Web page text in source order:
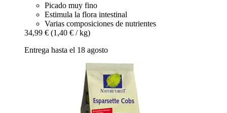
Picado muy fino
Estimula la flora intestinal
Varias composiciones de nutrientes
34,99 € (1,40 € / kg)
Entrega hasta el 18 agosto